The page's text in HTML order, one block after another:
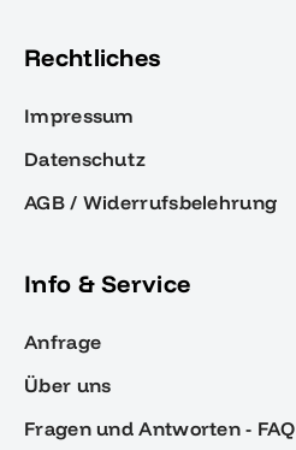
Rechtliches
Impressum
Datenschutz
AGB / Widerrufsbelehrung
Info & Service
Anfrage
Über uns
Fragen und Antworten - FAQ